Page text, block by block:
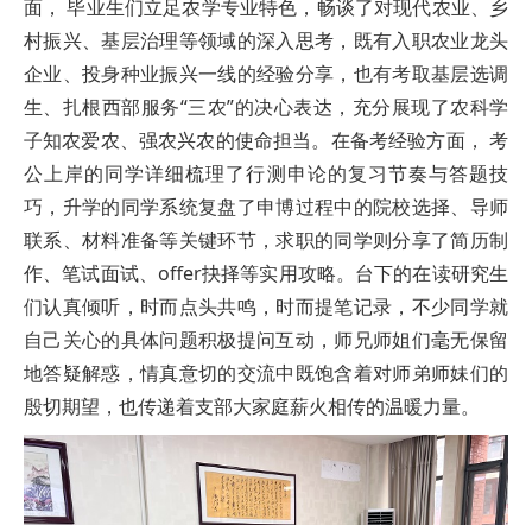
面， 毕业生们立足农学专业特色，畅谈了对现代农业、乡
村振兴、基层治理等领域的深入思考，既有入职农业龙头
企业、投身种业振兴一线的经验分享，也有考取基层选调
生、扎根西部服务“三农”的决心表达，充分展现了农科学
子知农爱农、强农兴农的使命担当。在备考经验方面， 考
公上岸的同学详细梳理了行测申论的复习节奏与答题技
巧，升学的同学系统复盘了申博过程中的院校选择、导师
联系、材料准备等关键环节，求职的同学则分享了简历制
作、笔试面试、offer抉择等实用攻略。台下的在读研究生
们认真倾听，时而点头共鸣，时而提笔记录，不少同学就
自己关心的具体问题积极提问互动，师兄师姐们毫无保留
地答疑解惑，情真意切的交流中既饱含着对师弟师妹们的
殷切期望，也传递着支部大家庭薪火相传的温暖力量。